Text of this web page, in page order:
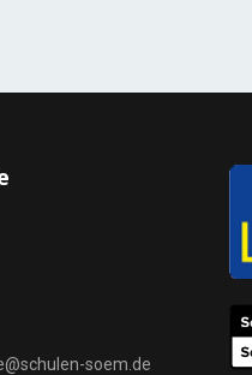
soem.de